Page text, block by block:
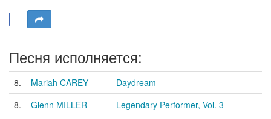
Песня исполняется:
8. Mariah CAREY
Daydream
8.
Glenn MILLER Legendary Performer, Vol. 3